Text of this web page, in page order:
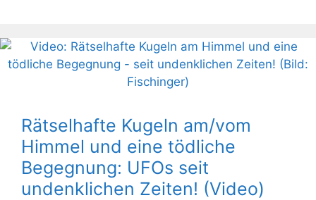
Rätselhafte Kugeln am/vom
Himmel und eine tödliche
Begegnung: UFOs seit
undenklichen Zeiten! (Video)